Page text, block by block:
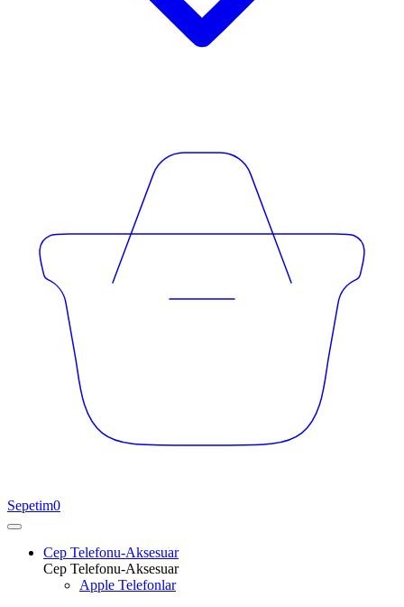
Sepetim0
Cep Telefonu-Aksesuar
Cep Telefonu-Aksesuar
Apple Telefonlar